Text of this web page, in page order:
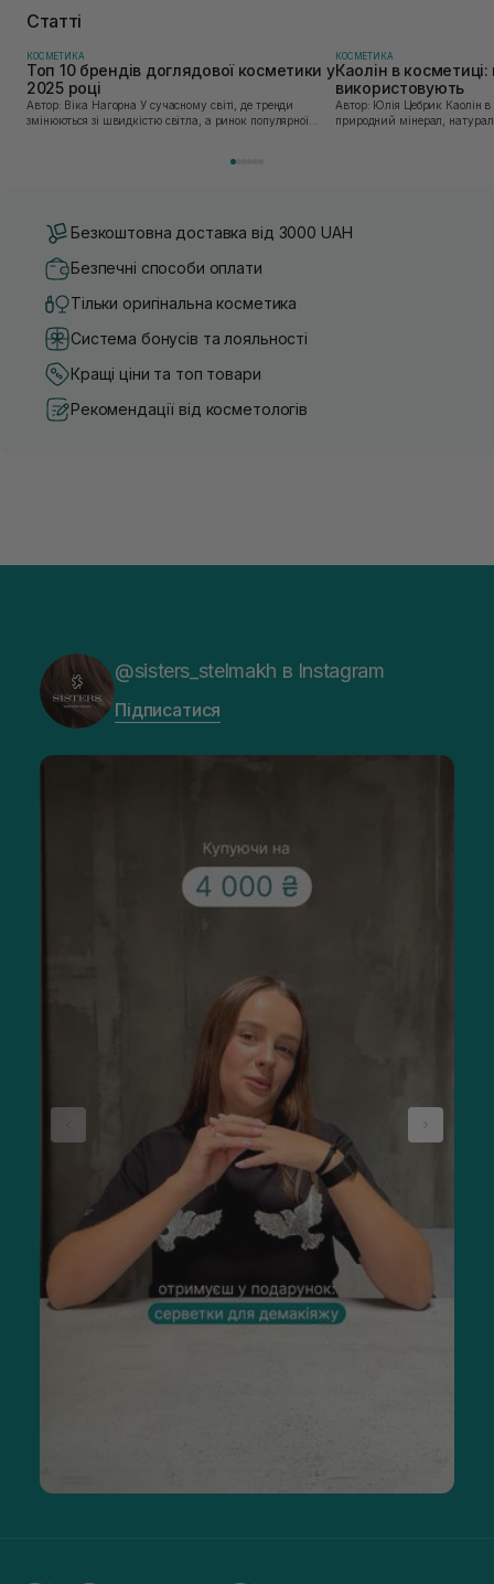
Статті
КОСМЕТИКА
Топ 10 брендів доглядової косметики у
2025 році
Автор: Віка Нагорна У сучасному світі, де тренди
змінюються зі швидкістю світла, а ринок популярної
КОСМЕТИКА
Каолін в
використовують
Автор: Юлія Цебрик Каолін в косметології – це
природний мінерал,
Безкоштовна доставка від 3000 UAH
Безпечні способи оплати
Тільки оригінальна косметика
Система бонусів та лояльності
Кращі ціни та топ товари
Рекомендації від косметологів
@sisters_stelmakh в Instagram
Підписатися